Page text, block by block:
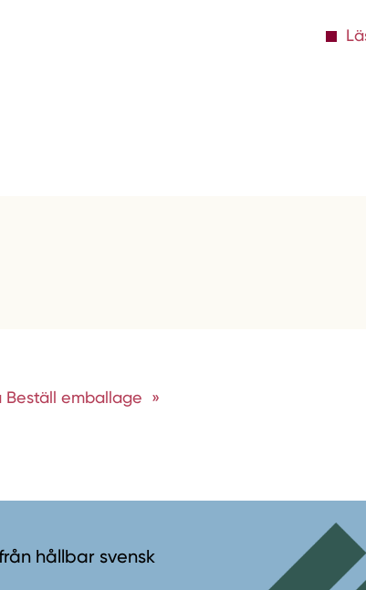
Beställ emballage
hållbar svensk